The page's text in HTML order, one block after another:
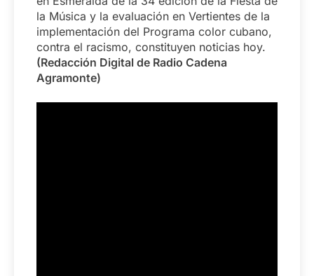
la Música y la evaluación en Vertientes de la
implementación del Programa color cubano,
contra el racismo, constituyen noticias hoy.
(Redacción Digital de Radio Cadena
Agramonte)